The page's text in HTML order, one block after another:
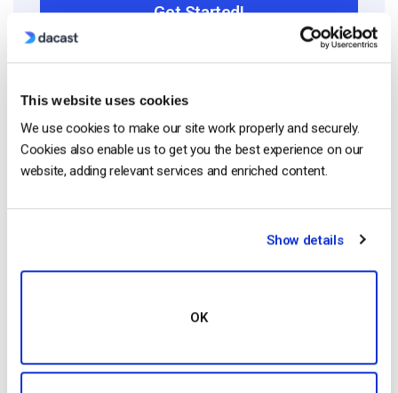
This website uses cookies
We use cookies to make our site work properly and securely.
Cookies also enable us to get you the best experience on our
website, adding relevant services and enriched content.
Show details
OK
Get Started!
Start streaming immediately
10 GB of bandwidth
Read Next